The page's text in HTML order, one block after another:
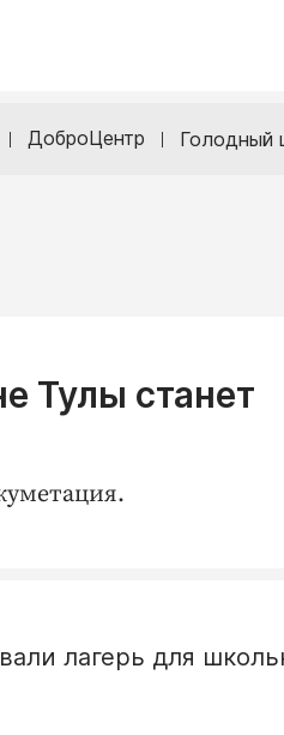
ДоброЦентр Голодный
Тулы станет
лагерь для